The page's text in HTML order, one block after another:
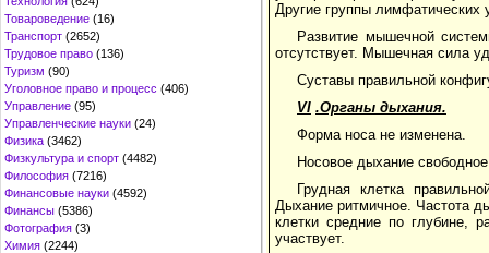
Товароведение (16)
Транспорт (2652)
Трудовое право (136)
Туризм (90)
Уголовное право и процесс (406)
Управление (95)
Управленческие науки (24)
Физика (3462)
Физкультура и спорт (4482)
Философия (7216)
Финансовые науки (4592)
Финансы (5386)
Фотография (3)
Химия (2244)
Другие группы лимфатических
Развитие мышечной
отсутствует. Мышечная сила
Суставы правильной
VI .Органы дыхания.
Форма носа не изменена.
Носовое дыхание
Грудная клетка
Дыхание ритмичное. Частота
клетки средние по глубине,
участвует.